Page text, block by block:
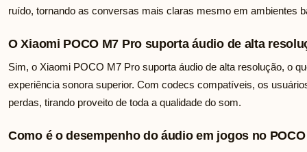
ruído, tornando as conversas mais claras mesmo em ambientes
O Xiaomi POCO M7 Pro suporta áudio de alta
Sim, o Xiaomi POCO M7 Pro suporta áudio de alta resolução, o
experiência sonora superior. Com codecs compatíveis, os
perdas, tirando proveito de toda a qualidade do som.
Como é o desempenho do áudio em jogos no